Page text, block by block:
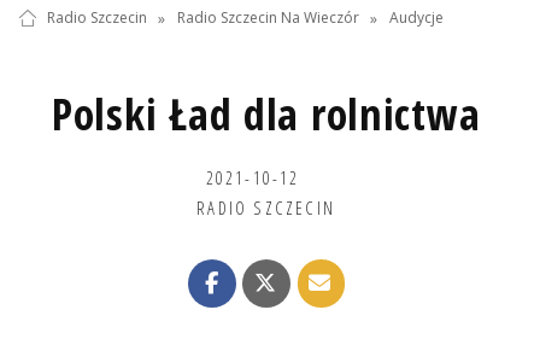
Radio Szczecin » Radio Szczecin Na Wieczór » Audycje
Polski Ład dla rolnictwa
2021-10-12
RADIO SZCZECIN